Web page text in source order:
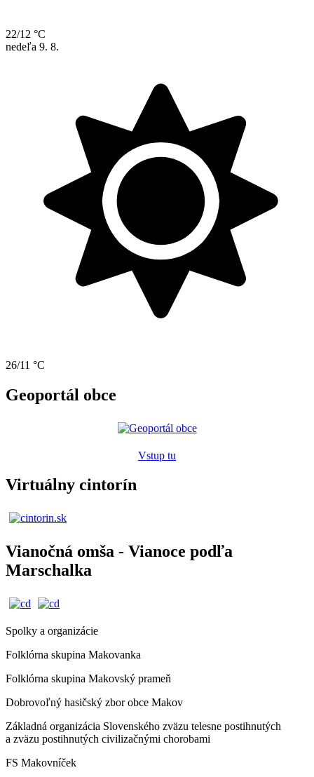
22/12 °C
nedeľa 9. 8.
26/11 °C
Geoportál obce
Vstup tu
Virtuálny cintorín
Vianočná omša - Vianoce podľa
Marschalka
Spolky a organizácie
Folklórna skupina Makovanka
Folklórna skupina Makovský prameň
Dobrovoľný hasičský zbor obce Makov
Základná organizácia Slovenského zväzu telesne postihnutých
a zväzu postihnutých civilizačnými chorobami
FS Makovníček